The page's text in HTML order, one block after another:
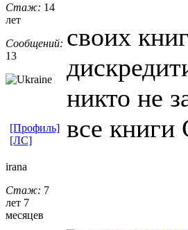
Стаж: 14
лет
Сообщений:
13
своих
никто не
все книги
[Профиль]
[ЛС]
irana
Стаж: 7
лет 7
месяцев